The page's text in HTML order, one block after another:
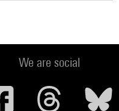
We are social